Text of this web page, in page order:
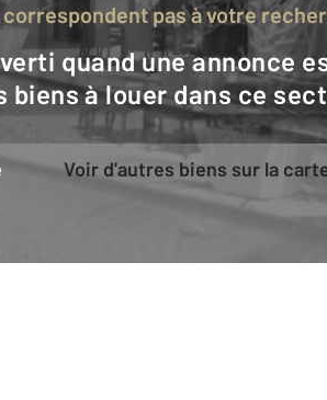
correspondent pas à votre
biens à louer dans ce
Voir d'autres biens sur la